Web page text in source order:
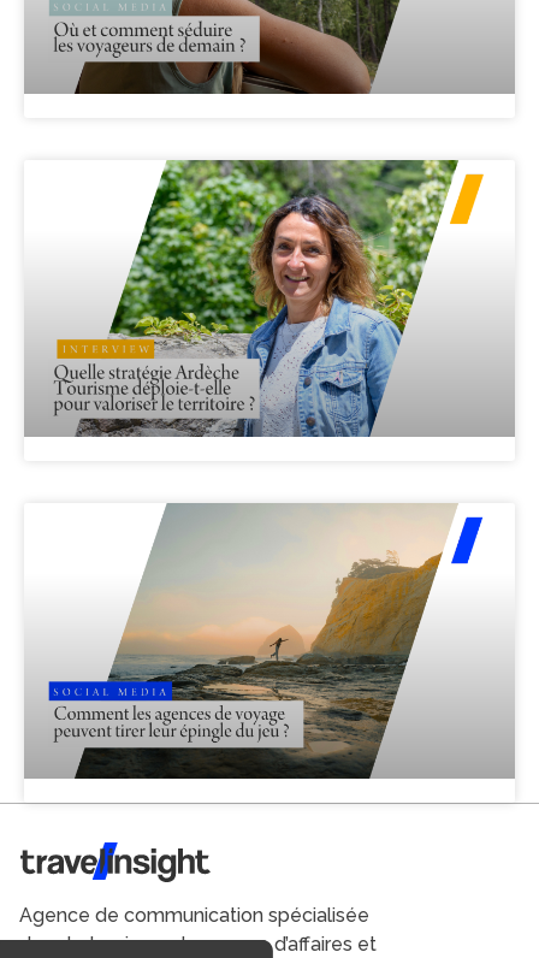
Travel Insight
Agence de communication spécialisée
dans le tourisme du voyage d’affaires et